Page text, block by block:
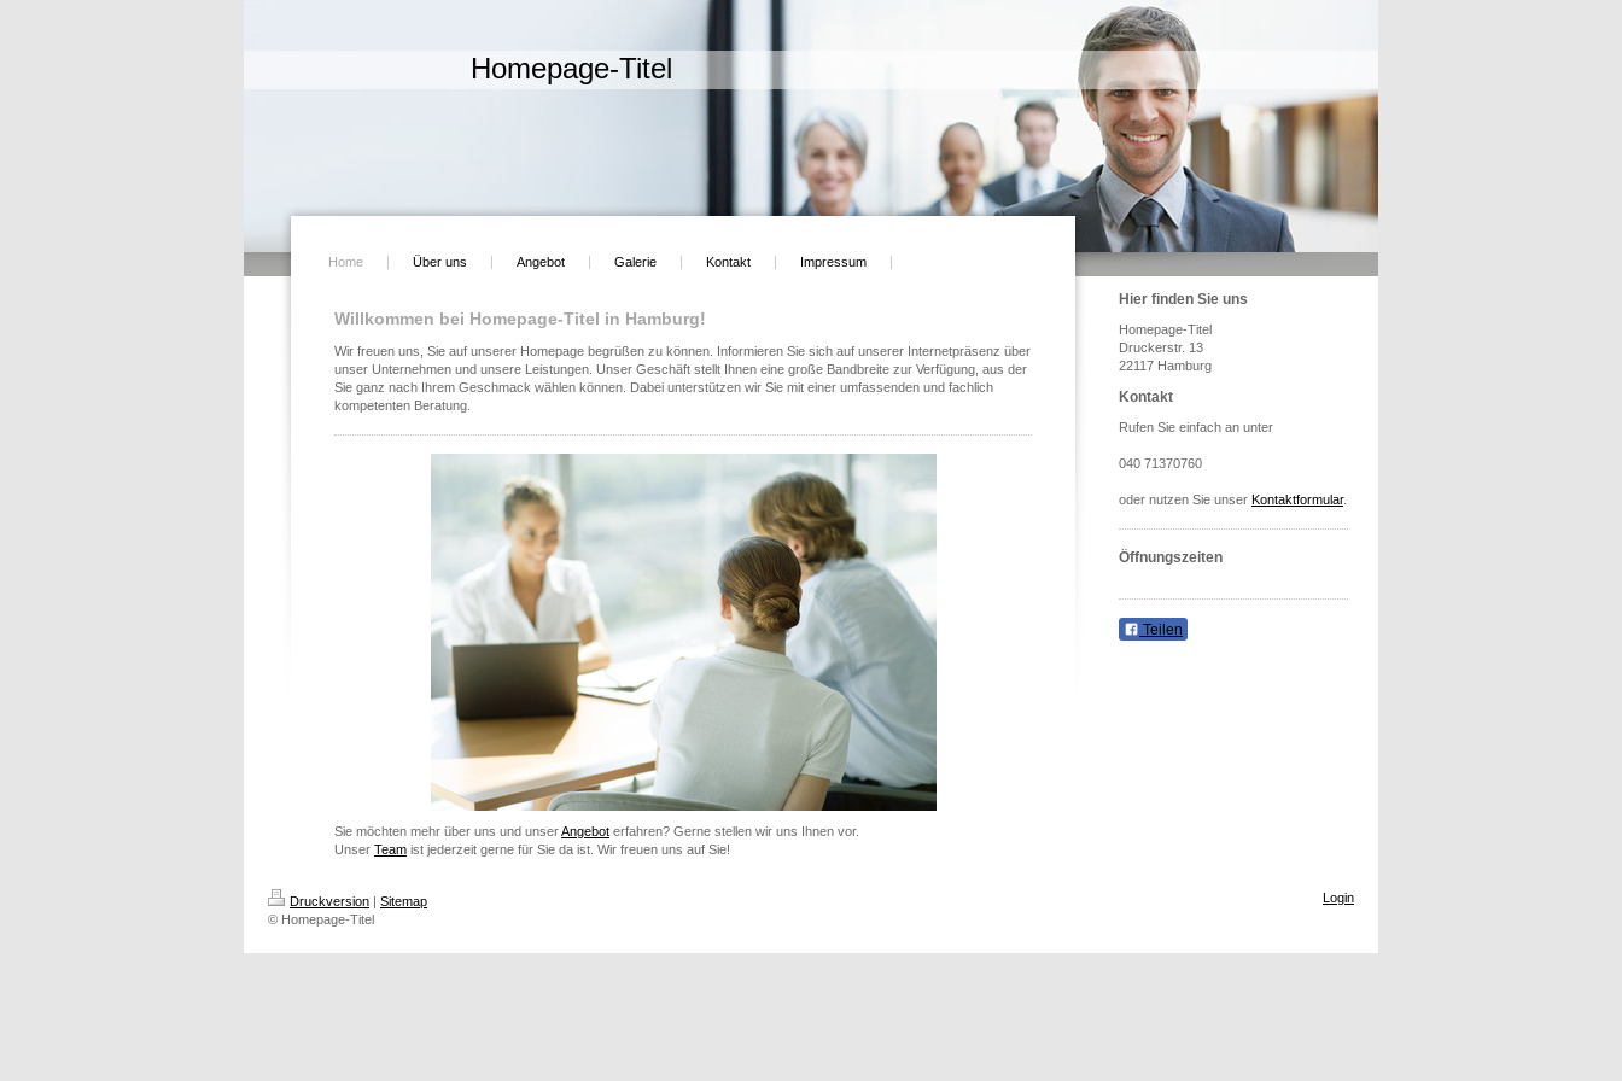
Homepage-Titel
Home Über uns Angebot Galerie Kontakt Impressum
Willkommen bei Homepage-Titel in Hamburg!
Wir freuen uns, Sie auf unserer Homepage begrüßen zu können. Informieren Sie sich auf unserer Internetpräsenz über
unser Unternehmen und unsere Leistungen. Unser Geschäft stellt Ihnen eine große Bandbreite zur Verfügung, aus der
Sie ganz nach Ihrem Geschmack wählen können. Dabei unterstützen wir Sie mit einer umfassenden und fachlich
kompetenten Beratung.
Sie möchten mehr über uns und unserAngebot erfahren? Gerne stellen wir uns Ihnen vor.
Unser Team ist jederzeit gerne für Sie da ist. Wir freuen uns auf Sie!
Hier finden Sie uns
Homepage-Titel
Druckerstr. 13
22117 Hamburg
Kontakt
Rufen Sie einfach an unter
040 71370760
oder nutzen Sie unser Kontaktformular.
Öffnungszeiten
Teilen
Druckversion | Sitemap
© Homepage-Titel
Login